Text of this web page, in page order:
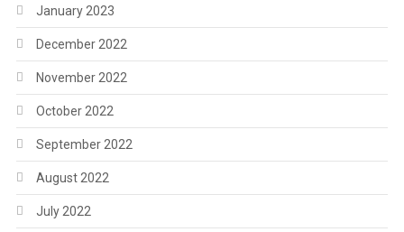
January 2023
December 2022
November 2022
October 2022
September 2022
August 2022
July 2022